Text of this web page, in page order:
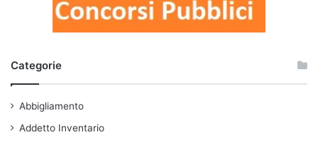
Categorie
Abbigliamento
Addetto Inventario